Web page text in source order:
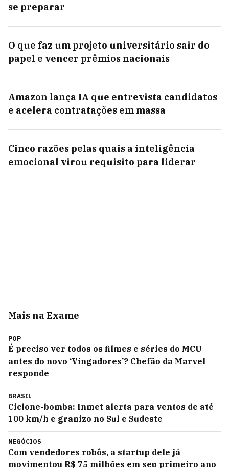
se preparar
O que faz um projeto universitário sair do
papel e vencer prêmios nacionais
Amazon lança IA que entrevista candidatos
e acelera contratações em massa
Cinco razões pelas quais a inteligência
emocional virou requisito para liderar
Mais na Exame
POP
É preciso ver todos os filmes e séries do MCU
antes do novo ‘Vingadores’? Chefão da Marvel
responde
BRASIL
Ciclone-bomba: Inmet alerta para ventos de até
100 km/h e granizo no Sul e Sudeste
NEGÓCIOS
Com vendedores robôs, a startup dele já
movimentou R$ 75 milhões em seu primeiro ano